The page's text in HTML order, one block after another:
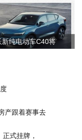
新纯电动车C40将
产跟着赛事去
式挂牌，